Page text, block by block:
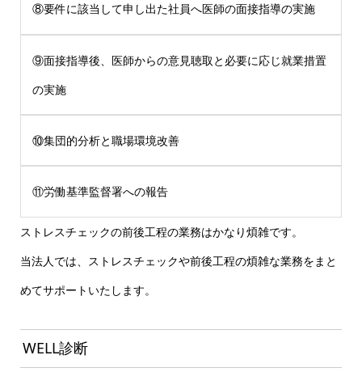
⑧要件に該当して申し出た社員へ医師の面接指導の実施
⑨面接指導後、医師からの意見聴取と必要に応じ就業措置
の実施
⑩集団的分析と職場環境改善
⑪労働基準監督署への報告
ストレスチェックの前後工程の業務はかなり煩雑です。
当法人では、ストレスチェックや前後工程の煩雑な業務をまと
めてサポートいたします。
WELL診断